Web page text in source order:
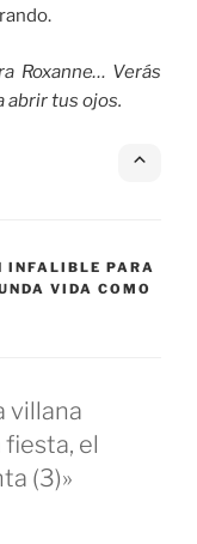
Roxanne… Verás
abrir tus ojos.
INFALIBLE PARA
VIDA COMO
villana
fiesta, el
(3)»